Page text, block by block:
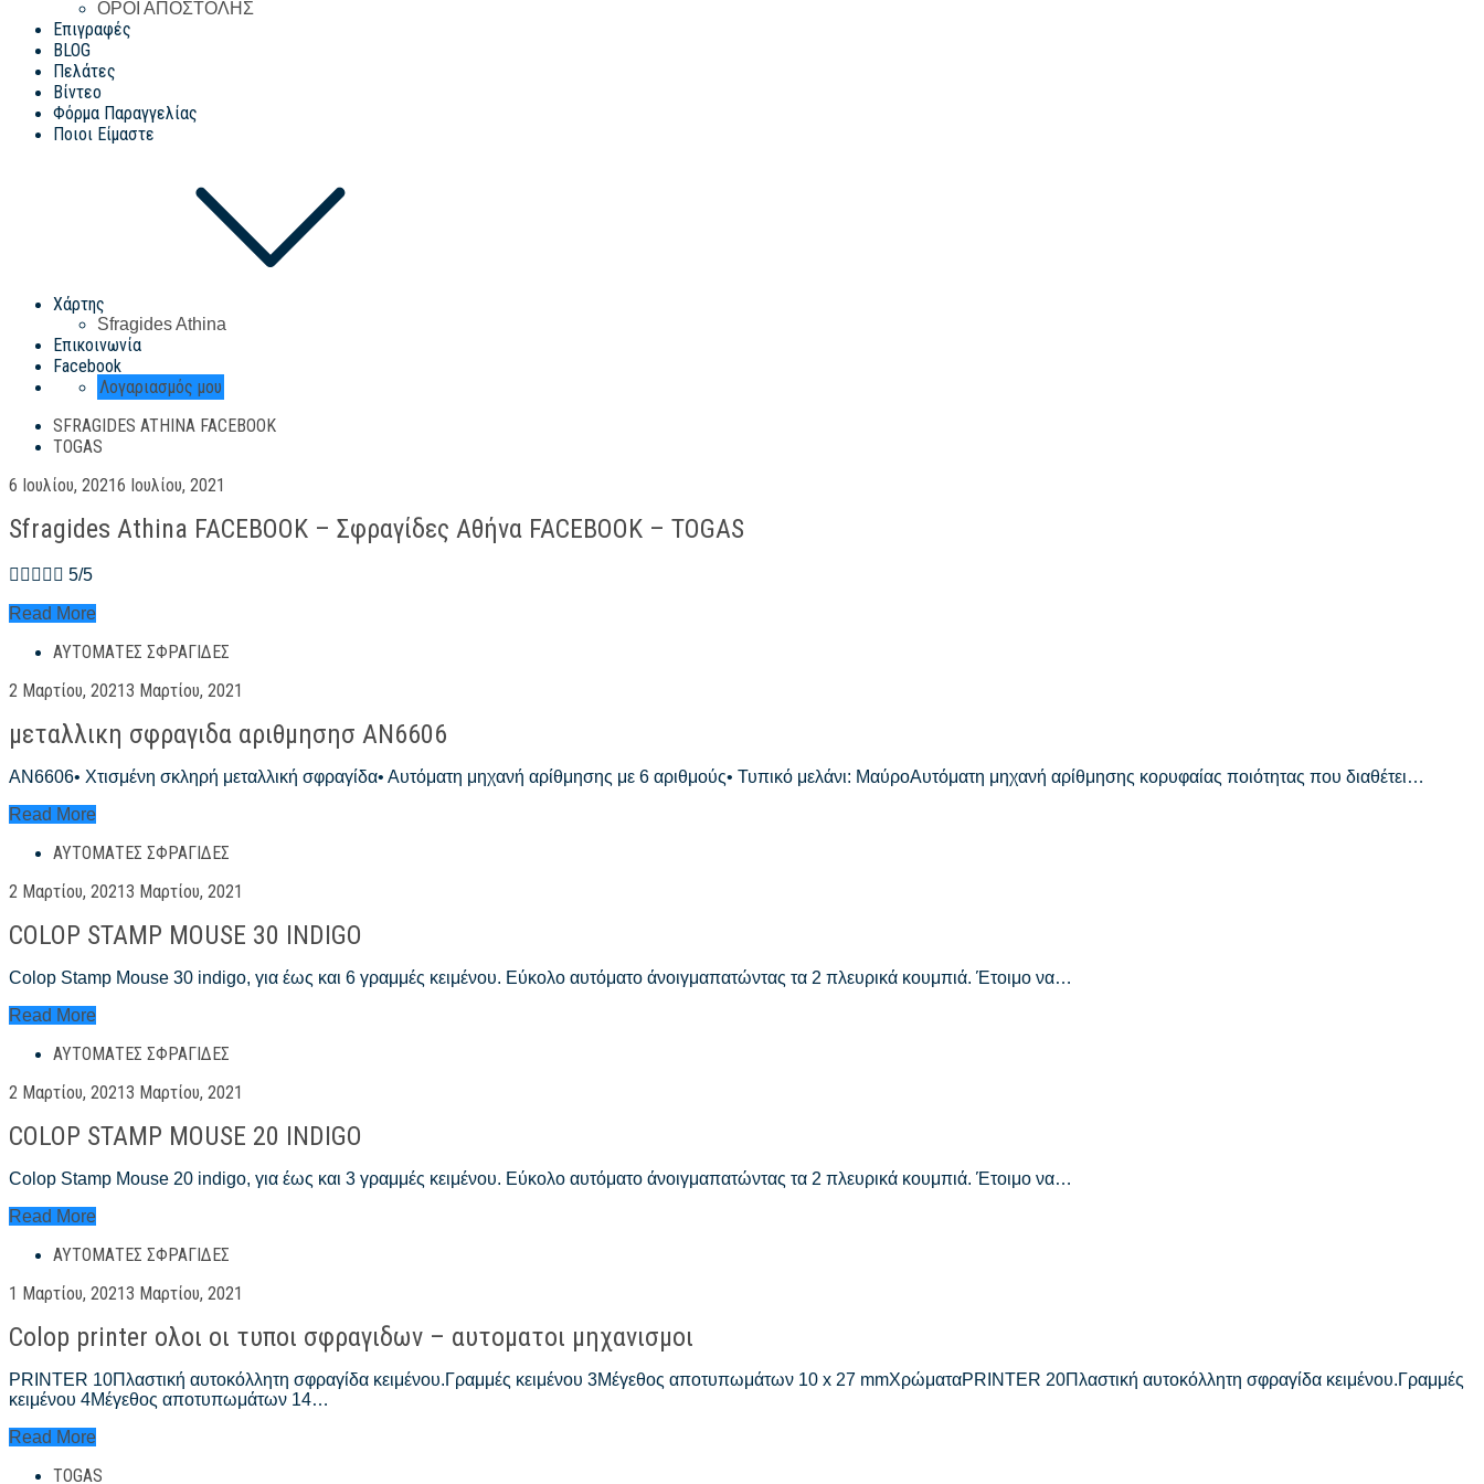
ΟΡΟΙ ΑΠΟΣΤΟΛΗΣ
Επιγραφές
BLOG
Πελάτες
Βίντεο
Φόρμα Παραγγελίας
Ποιοι Είμαστε
Χάρτης
Sfragides Athina
Επικοινωνία
Facebook
Λογαριασμός μου
SFRAGIDES ATHINA FACEBOOK
TOGAS
Posted
6 Ιουλίου, 20216 Ιουλίου, 2021
Sfragides Athina FACEBOOK – Σφραγίδες Αθήνα FACEBOOK – TOGAS
 5/5
Sfragides
FACEBOOK
Σφραγίδες
FACEBOOK
–
TOGAS
Read More
ΑΥΤΌΜΑΤΕΣ ΣΦΡΑΓΊΔΕΣ
Posted
2 Μαρτίου, 20213 Μαρτίου, 2021
μεταλλικη σφραγιδα αριθμησησ AN6606
AN6606• Χτισμένη σκληρή μεταλλική σφραγίδα• Αυτόματη μηχανή αρίθμησης με 6 αριθμούς• Τυπικό μελάνι: ΜαύροΑυτόματη μηχανή αρίθμησης κορυφαίας ποιότητας που διαθέτει…
μεταλλικη
αριθμησησ
Read More
ΑΥΤΌΜΑΤΕΣ ΣΦΡΑΓΊΔΕΣ
Posted
2 Μαρτίου, 20213 Μαρτίου, 2021
COLOP STAMP MOUSE 30 INDIGO
Colop Stamp Mouse 30 indigo, για έως και 6 γραμμές κειμένου. Εύκολο αυτόματο άνοιγμαπατώντας τα 2 πλευρικά κουμπιά. Έτοιμο να…
COLOP
MOUSE
INDIGO
Read More
ΑΥΤΌΜΑΤΕΣ ΣΦΡΑΓΊΔΕΣ
Posted
2 Μαρτίου, 20213 Μαρτίου, 2021
COLOP STAMP MOUSE 20 INDIGO
Colop Stamp Mouse 20 indigo, για έως και 3 γραμμές κειμένου. Εύκολο αυτόματο άνοιγμαπατώντας τα 2 πλευρικά κουμπιά. Έτοιμο να…
COLOP
MOUSE
INDIGO
Read More
ΑΥΤΌΜΑΤΕΣ ΣΦΡΑΓΊΔΕΣ
Posted
1 Μαρτίου, 20213 Μαρτίου, 2021
Colop printer ολοι οι τυποι σφραγιδων – αυτοματοι μηχανισμοι
PRINTER 10Πλαστική αυτοκόλλητη σφραγίδα κειμένου.Γραμμές κειμένου 3Μέγεθος αποτυπωμάτων 10 x 27 mmΧρώματαPRINTER 20Πλαστική αυτοκόλλητη σφραγίδα κειμένου.Γραμμές
κειμένου 4Μέγεθος αποτυπωμάτων 14…
Colop
ολοι
Read More
TOGAS